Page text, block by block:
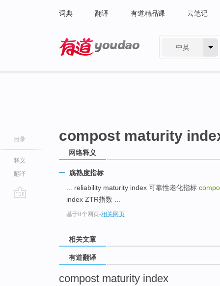
词典 翻译 有道精品课 云笔记
中英
目录
释义
翻译
compost maturity
网络释义
腐熟度指标
... reliability maturity index 可靠性老化指标
index ZTR指数 ...
基于8个网页-相关网页
相关文章
有道翻译
compost maturity index